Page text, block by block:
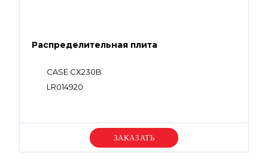
Распределительная плита
CASE CX230B
LR014920
Уточняйте цену